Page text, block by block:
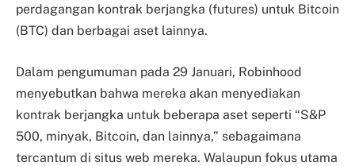
perdagangan kontrak berjangka (futures) untuk Bitcoin
(BTC) dan berbagai aset lainnya.
Dalam pengumuman pada 29 Januari, Robinhood
menyebutkan bahwa mereka akan menyediakan
kontrak berjangka untuk beberapa aset seperti “S&P
500, minyak, Bitcoin, dan lainnya,” sebagaimana
tercantum di situs web mereka. Walaupun fokus utama